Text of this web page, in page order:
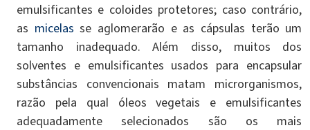
emulsificantes e coloides protetores; caso contrário,
as micelas se aglomerarão e as cápsulas terão um
tamanho inadequado. Além disso, muitos dos
solventes e emulsificantes usados ​​para encapsular
substâncias convencionais matam microrganismos,
razão pela qual óleos vegetais e emulsificantes
adequadamente selecionados são os mais